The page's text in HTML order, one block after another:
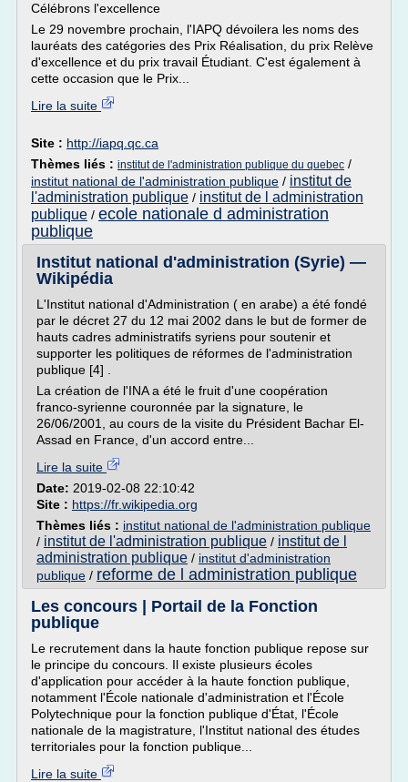
Célébrons l'excellence
Le 29 novembre prochain, l'IAPQ dévoilera les noms des
lauréats des catégories des Prix Réalisation, du prix Relève
d'excellence et du prix travail Étudiant. C'est également à
cette occasion que le Prix...
Lire la suite
Site : http://iapq.qc.ca
Thèmes liés : institut de l'administration publique du quebec /
institut national de l'administration publique / institut de
l'administration publique / institut de l administration
publique / ecole nationale d administration
publique
Institut national d'administration (Syrie) —
Wikipédia
L'Institut national d'Administration ( en arabe) a été fondé
par le décret 27 du 12 mai 2002 dans le but de former de
hauts cadres administratifs syriens pour soutenir et
supporter les politiques de réformes de l'administration
publique [4] .
La création de l'INA a été le fruit d'une coopération
franco-syrienne couronnée par la signature, le
26/06/2001, au cours de la visite du Président Bachar El-
Assad en France, d'un accord entre...
Lire la suite
Date: 2019-02-08 22:10:42
Site : https://fr.wikipedia.org
Thèmes liés : institut national de l'administration publique
/ institut de l'administration publique / institut de l
administration publique / institut d'administration
publique / reforme de l administration publique
Les concours | Portail de la Fonction
publique
Le recrutement dans la haute fonction publique repose sur
le principe du concours. Il existe plusieurs écoles
d'application pour accéder à la haute fonction publique,
notamment l'École nationale d'administration et l'École
Polytechnique pour la fonction publique d'État, l'École
nationale de la magistrature, l'Institut national des études
territoriales pour la fonction publique...
Lire la suite